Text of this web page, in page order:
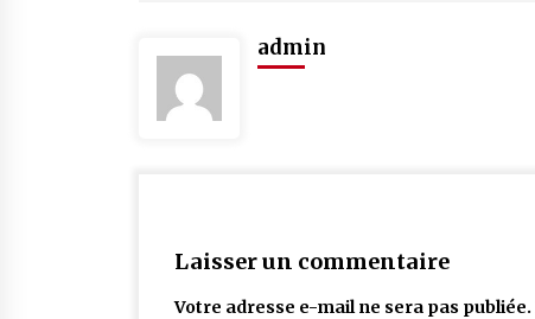
admin
Laisser un commentaire
Votre adresse e-mail ne sera pas publiée.